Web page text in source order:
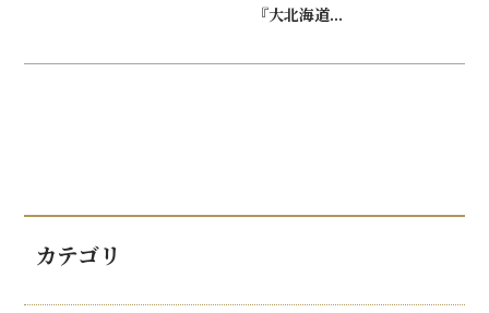
『大北海道...
カテゴリ